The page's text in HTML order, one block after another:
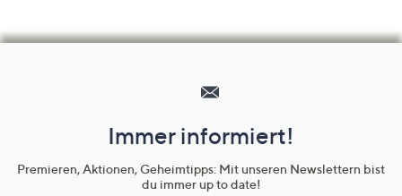
Unternehmensinformationen
Immer informiert!
Premieren, Aktionen, Geheimtipps: Mit unseren Newslettern bist
du immer up to date!